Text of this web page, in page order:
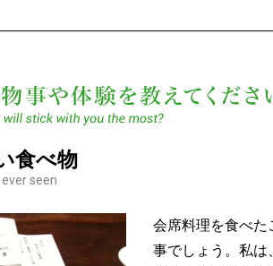
食べ物
seen
会席料理を食べた
事でしょう。私は